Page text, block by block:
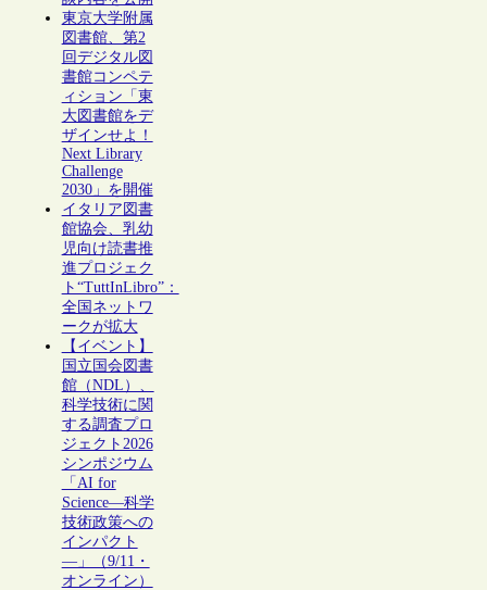
東京大学附属
図書館、第2
回デジタル図
書館コンペテ
ィション「東
大図書館をデ
ザインせよ！
Next Library
Challenge
2030」を開催
イタリア図書
館協会、乳幼
児向け読書推
進プロジェク
ト“TuttInLibro”：
全国ネットワ
ークが拡大
【イベント】
国立国会図書
館（NDL）、
科学技術に関
する調査プロ
ジェクト2026
シンポジウム
「AI for
Science―科学
技術政策への
インパクト
―」（9/11・
オンライン）